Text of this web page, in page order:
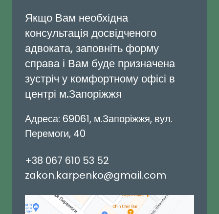
Якщо Вам необхідна
консультація досвідченого
адвоката, заповніть форму
справа і Вам буде призначена
зустріч у комфортному офісі в
центрі м.Запоріжжя
Адреса: 69061, м.Запоріжжя, вул.
Перемоги, 40
+38 067 610 53 52
zakon.karpenko@gmail.com